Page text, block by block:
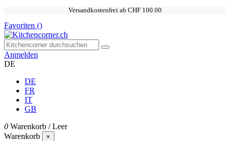
Versandkostenfrei ab CHF 100.00
Favoriten ()
Anmelden
DE
DE
FR
IT
GB
0 Warenkorb /Leer
Warenkorb
×